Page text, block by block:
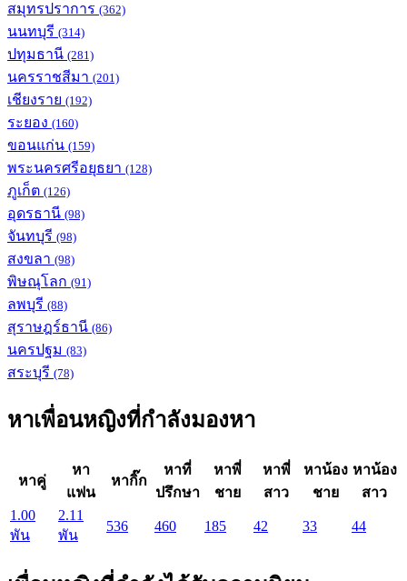
สมุทรปราการ (362)
นนทบุรี (314)
ปทุมธานี (281)
นครราชสีมา (201)
เชียงราย (192)
ระยอง (160)
ขอนแก่น (159)
พระนครศรีอยุธยา (128)
ภูเก็ต (126)
อุดรธานี (98)
จันทบุรี (98)
สงขลา (98)
พิษณุโลก (91)
ลพบุรี (88)
สุราษฎร์ธานี (86)
นครปฐม (83)
สระบุรี (78)
หาเพื่อนหญิงที่กำลังมองหา
หาคู่
หา
แฟน
หากิ๊ก
หาที่
ปรึกษา
หาพี่
ชาย
หาพี่
สาว
หาน้อง
ชาย
หาน้อง
สาว
1.00
พัน
2.11
พัน
536 460 185 42 33 44